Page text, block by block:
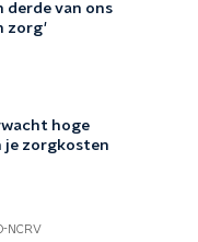
derde van ons
zorg'
hoge
je zorgkosten
NCRV